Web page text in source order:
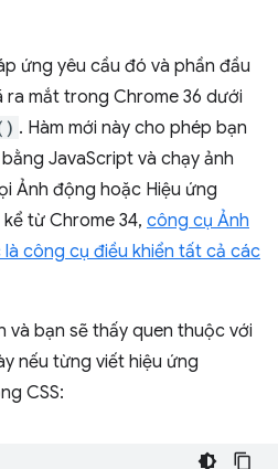
ứng yêu cầu đó và phần đầu
ra mắt trong Chrome 36 dưới
. Hàm mới này cho phép bạn
JavaScript và chạy ảnh
Ảnh động hoặc Hiệu ứng
từ Chrome 34, công cụ Ảnh
công cụ điều khiển tất cả các
và bạn sẽ thấy quen thuộc với
nếu từng viết hiệu ứng
CSS: